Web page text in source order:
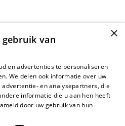
×
van
en advertenties te personaliseren
We delen ook informatie over uw
en analysepartners, die
informatie die u aan hen heeft
door uw gebruik van hun